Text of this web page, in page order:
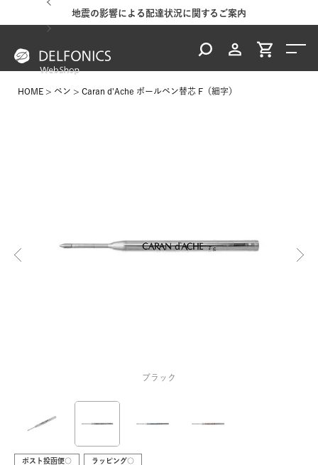
地震の影響による配達状況に関するご案内
HOME ペン Caran d'Ache ボールペン替芯 F（細字）
ブラック
ポスト投函便○ ラッピング○